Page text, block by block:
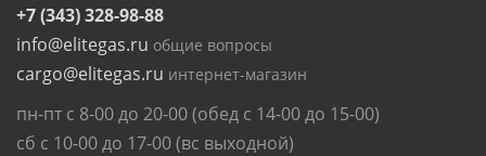
+7 (343) 328-98-88
info@elitegas.ru общие вопросы
cargo@elitegas.ru интернет-магазин
пн-пт с 8-00 до 20-00 (обед с 14-00 до 15-00)
сб с 10-00 до 17-00 (вс выходной)